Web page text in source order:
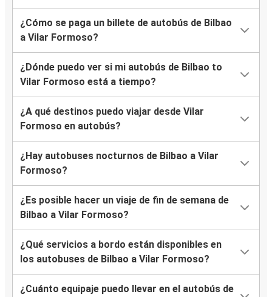
¿Cómo se paga un billete de autobús de Bilbao
a Vilar Formoso?
¿Dónde puedo ver si mi autobús de Bilbao to
Vilar Formoso está a tiempo?
¿A qué destinos puedo viajar desde Vilar
Formoso en autobús?
¿Hay autobuses nocturnos de Bilbao a Vilar
Formoso?
¿Es posible hacer un viaje de fin de semana de
Bilbao a Vilar Formoso?
¿Qué servicios a bordo están disponibles en
los autobuses de Bilbao a Vilar Formoso?
¿Cuánto equipaje puedo llevar en el autobús de